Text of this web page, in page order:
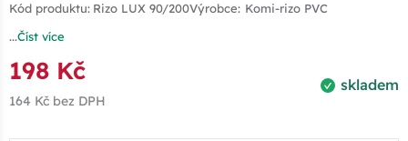
Kód produktu: Rizo LUX 90/200Výrobce: Komi-rizo PVC
...Číst více
skladem
198 Kč
164 Kč bez DPH